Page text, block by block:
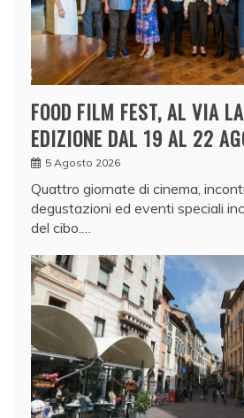
FOOD FILM FEST, AL VIA
EDIZIONE DAL 19 AL 22
5 Agosto 2026
Quattro giornate di cinema,
degustazioni ed eventi speciali
del cibo.…